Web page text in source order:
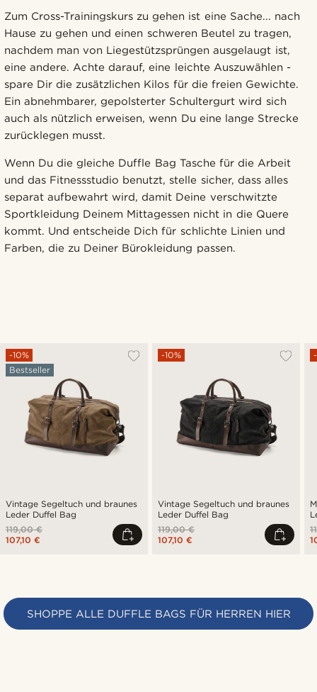
Zum Cross-Trainingskurs zu gehen ist eine Sache... nach
Hause zu gehen und einen schweren Beutel zu tragen,
nachdem man von Liegestützsprüngen ausgelaugt ist,
eine andere. Achte darauf, eine leichte Auszuwählen -
spare Dir die zusätzlichen Kilos für die freien Gewichte.
Ein abnehmbarer, gepolsterter Schultergurt wird sich
auch als nützlich erweisen, wenn Du eine lange Strecke
zurücklegen musst.
Wenn Du die gleiche Duffle Bag Tasche für die Arbeit
und das Fitnessstudio benutzt, stelle sicher, dass alles
separat aufbewahrt wird, damit Deine verschwitzte
Sportkleidung Deinem Mittagessen nicht in die Quere
kommt. Und entscheide Dich für schlichte Linien und
Farben, die zu Deiner Bürokleidung passen.
Vintage Segeltuch und braunes
Leder Duffel Bag
-10%
Bestseller
119,00 €
107,10 €
Vintage Segeltuch und braunes
Leder Duffel Bag
-10%
119,00 €
107,10 €
SHOPPE ALLE DUFFLE BAGS FÜR HERREN HIER